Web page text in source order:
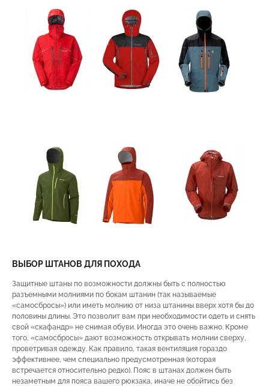
ВЫБОР ШТАНОВ ДЛЯ ПОХОДА
Защитные штаны по возможности должны быть с полностью
разъемными молниями по бокам штанин (так называемые
«самосбросы») или иметь молнию от низа штанины вверх хотя бы до
половины длины. Это позволит вам при необходимости одеть и снять
свой «скафандр» не снимая обуви. Иногда это очень важно. Кроме
того, «самосбросы» дают возможность открывать молнии сверху,
проветривая одежду. Как правило, такая вентиляция гораздо
эффективнее, чем специально предусмотренная (которая
встречается относительно редко). Пояс в штанах должен быть
незаметным для пояса вашего рюкзака, иначе не обойтись без